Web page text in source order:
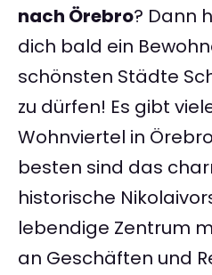
nach Örebro? Dann
dich bald ein
schönsten Städte
zu dürfen! Es gibt
Wohnviertel in
besten sind das
historische
lebendige Zentrum
an Geschäften und